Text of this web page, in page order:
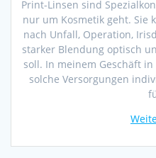
Print-Linsen sind
nur um Kosmetik geht. Sie
nach Unfall, Operation,
starker Blendung optisch
soll. In meinem Geschäft
solche Versorgungen